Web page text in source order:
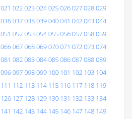
021 022023024025026027028029
036037038039040041 042043044
051 052053054055056057058059
066067068069070071 072073074
081 082083084085086087088089
096097098099 100 101 102 103 104
111 112 113 114 115 116 117 118 119
126 127 128 129 130 131 132 133 134
141 142 143 144 145 146 147 148 149